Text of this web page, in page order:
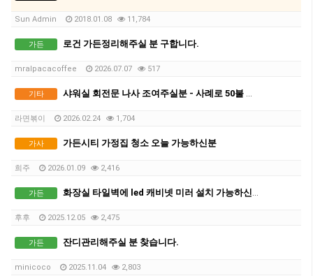
Sun Admin 2018.01.08 11,784
가든 로건 가든정리해주실 분 구합니다.
mralpacacoffee 2026.07.07 517
기타 샤워실 회전문 나사 조여주실분 - 사례로 50불 드려요 (위치: 사뱅)
라면볶이 2026.02.24 1,704
가사 가든시티 가정집 청소 오늘 가능하신분
희주 2026.01.09 2,416
가든 화장실 타일벽에 led 캐비넷 미러 설치 가능하신분?
후후 2025.12.05 2,475
가든 잔디관리해주실 분 찾습니다.
minicoco 2025.11.04 2,803